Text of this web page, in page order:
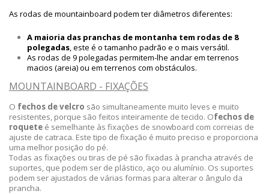
As rodas de mountainboard podem ter diâmetros diferentes:
A maioria das pranchas de montanha tem rodas de 8
polegadas, este é o tamanho padrão e o mais versátil.
As rodas de 9 polegadas permitem-lhe andar em terrenos
macios (areia) ou em terrenos com obstáculos.
MOUNTAINBOARD - FIXAÇÕES
O fechos de velcro são simultaneamente muito leves e muito
resistentes, porque são feitos inteiramente de tecido. Ofechos de
roquete é semelhante às fixações de snowboard com correias de
ajuste de catraca. Este tipo de fixação é muito preciso e proporciona
uma melhor posição do pé.
Todas as fixações ou tiras de pé são fixadas à prancha através de
suportes, que podem ser de plástico, aço ou alumínio. Os suportes
podem ser ajustados de várias formas para alterar o ângulo da
prancha.